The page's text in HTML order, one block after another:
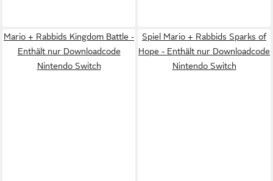
Mario + Rabbids Kingdom Battle -
Enthält nur Downloadcode
Nintendo Switch
Spiel Mario + Rabbids Sparks of
Hope - Enthält nur Downloadcode
Nintendo Switch